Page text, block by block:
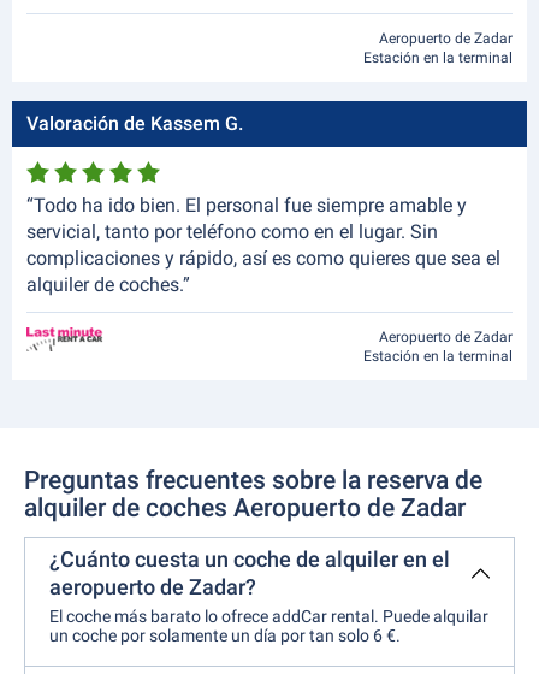
Aeropuerto de Zadar
Estación en la terminal
Valoración de Kassem G.
“Todo ha ido bien. El personal fue siempre amable y
servicial, tanto por teléfono como en el lugar. Sin
complicaciones y rápido, así es como quieres que sea el
alquiler de coches.”
Aeropuerto de Zadar
Estación en la terminal
Preguntas frecuentes sobre la reserva de
alquiler de coches Aeropuerto de Zadar
¿Cuánto cuesta un coche de alquiler en el
aeropuerto de Zadar?
El coche más barato lo ofrece addCar rental. Puede alquilar
un coche por solamente un día por tan solo 6 €.